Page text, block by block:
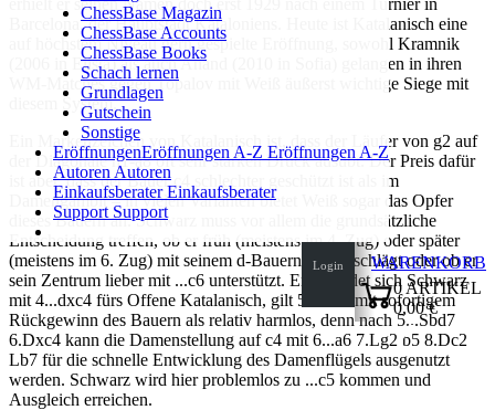
ChessBase Magazin
ChessBase Accounts
ChessBase Books
Schach lernen
Grundlagen
Gutschein
Sonstige
EröffnungenEröffnungen A-Z Eröffnungen A-Z
Autoren Autoren
EinkaufsberaterEinkaufsberater
Support Support
Login
WARENKORB
0 ARTIKEL
0,00 €
✔
Barcelona, der Hauptstadt Kataloniens. Heute ist Katalanisch eine
auf höchstem Niveau gern gespielte Eröffnung, sowohl Kramnik
(2006 in Elista) als auch Anand (2010 in Sofia) gelangen in ihren
WM-Matches gegen Topalov mit Weiß äußerst wichtige Siege mit
diesem System.
Ein Markenzeichen von Katalanisch ist, dass der Läufer von g2 auf
der Diagonale h1-a8 oft sehr starken Druck ausübt. Der Preis dafür
ist aber, dass der Bauer c4 schlechter geschützt ist als im
Damengambit – in vielen Varianten bietet Weiß sogar das Opfer
dieses Bauern an. Schwarz muss vor allem die grundsätzliche
Entscheidung treffen, ob er früh (meistens im 4. Zug) oder später
(meistens im 6. Zug) mit seinem d-Bauern auf c4 schlägt oder ob er
sein Zentrum lieber mit ...c6 unterstützt. Entscheidet sich Schwarz
mit 4...dxc4 fürs Offene Katalanisch, gilt 5.Da4+ mit sofortigem
Rückgewinn des Bauern als relativ harmlos, denn nach 5...Sbd7
6.Dxc4 kann die Damenstellung auf c4 mit 6...a6 7.Lg2 b5 8.Dc2
Lb7 für die schnelle Entwicklung des Damenflügels ausgenutzt
werden. Schwarz wird hier problemlos zu ...c5 kommen und
Ausgleich erreichen.